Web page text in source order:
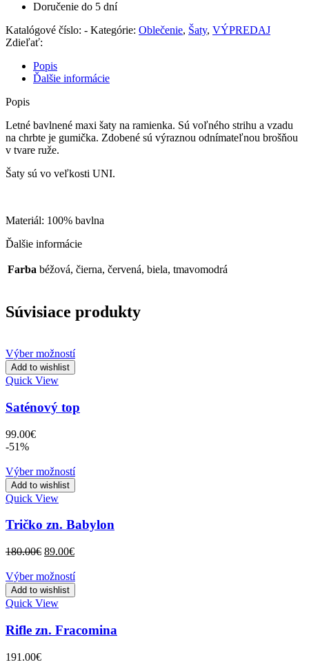
Doručenie do 5 dní
Katalógové číslo: - Kategórie: Oblečenie, Šaty, VÝPREDAJ
Zdieľať:
Popis
Ďalšie informácie
Popis
Letné bavlnené maxi šaty na ramienka. Sú voľného strihu a vzadu
na chrbte je gumička. Zdobené sú výraznou odnímateľnou brošňou
v tvare ruže.
Šaty sú vo veľkosti UNI.
Materiál: 100% bavlna
Ďalšie informácie
Farba béžová, čierna, červená, biela, tmavomodrá
Súvisiace produkty
Výber možností
Add to wishlist
Quick View
Saténový top
99.00€
-51%
Výber možností
Add to wishlist
Quick View
Tričko zn. Babylon
180.00€ Original
was:
180.00€.
89.00€Current
is:
89.00€.
Výber možností
Add to wishlist
Quick View
Rifle zn. Fracomina
191.00€